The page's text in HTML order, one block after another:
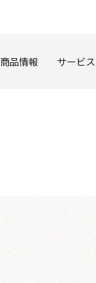
商品情報 サービス